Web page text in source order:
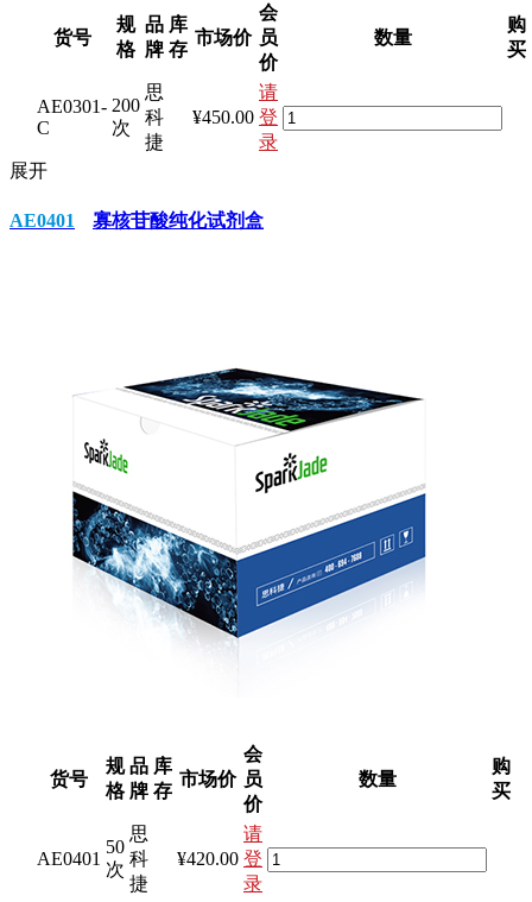
货号
规
格
品
牌
库
存
市场价
会
员
价
数量
购
买
AE0301-
C
200
次
思
科
捷
¥450.00
请
登
录
展开
AE0401 寡核苷酸纯化试剂盒
货号
规
格
品
牌
库
存
市场价
会
员
价
数量
购
买
AE0401
50
次
思
科
捷
¥420.00
请
登
录